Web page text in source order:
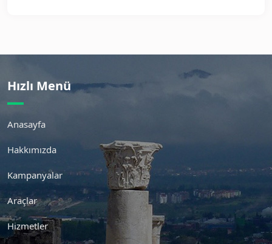
Hızlı Menü
Anasayfa
Hakkımızda
Kampanyalar
Araçlar
Hizmetler